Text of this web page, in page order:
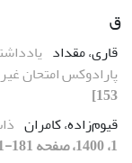
ق
قاری، مقداد
پارادوکس امتحان
153]
قیوم‌زاده، کامران
1، 1400، صفحه 181-211]